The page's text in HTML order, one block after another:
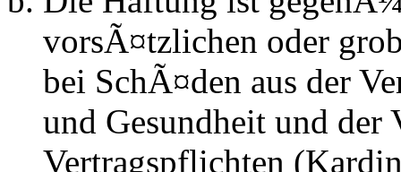
vorsÃ¤tzlichen oder
bei SchÃ¤den aus der
und Gesundheit und der
Vertragspflichten